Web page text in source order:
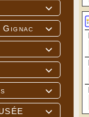





